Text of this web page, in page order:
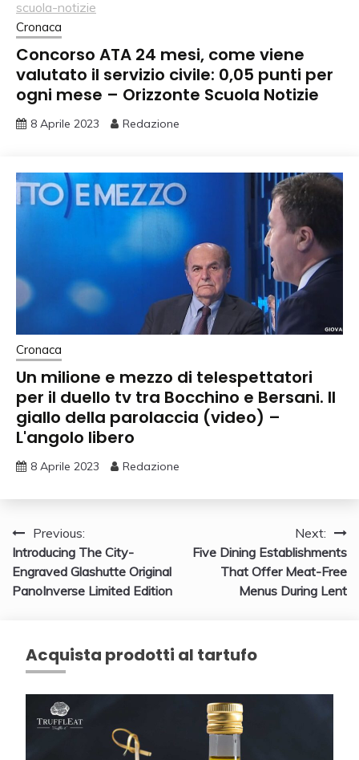
Cronaca
Concorso ATA 24 mesi, come viene
valutato il servizio civile: 0,05 punti per
ogni mese – Orizzonte Scuola Notizie
8 Aprile 2023 Redazione
Cronaca
Un milione e mezzo di telespettatori
per il duello tv tra Bocchino e Bersani. Il
giallo della parolaccia (video) –
L'angolo libero
8 Aprile 2023 Redazione
Navigazione
articoli
Previous:
Introducing The City-
Engraved Glashutte Original
PanoInverse Limited Edition
Next:
Five Dining Establishments
That Offer Meat-Free
Menus During Lent
Acquista prodotti al tartufo